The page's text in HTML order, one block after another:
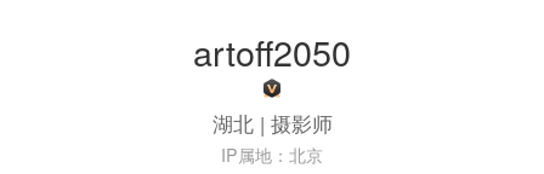
artoff2050
湖北| 摄影师
IP属地： 北京